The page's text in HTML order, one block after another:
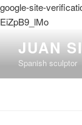
google-site-
EiZpB9_lMo
contenido
JUAN
Spanish sculptor